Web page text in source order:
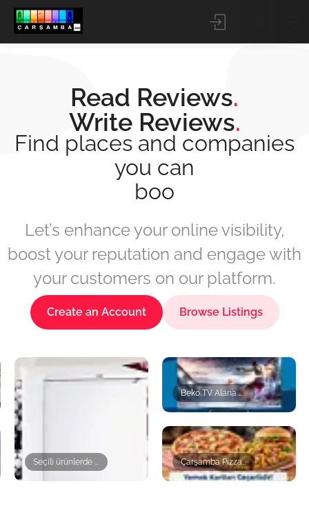
Read Reviews.
Write Reviews.
Find places and companies
you can
book
Let’s enhance your online visibility,
boost your reputation and engage with
your customers on our platform.
Create an Account Browse Listings
Seçili ürünlerde Beko Derin Dondurucu HEDİYE
Beko TV Alana Kahve Makinesi HEDİYE
Çarşamba Pizza Burger